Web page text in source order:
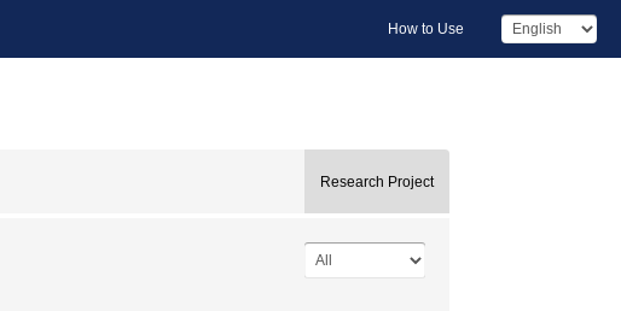
How to Use
Research Project